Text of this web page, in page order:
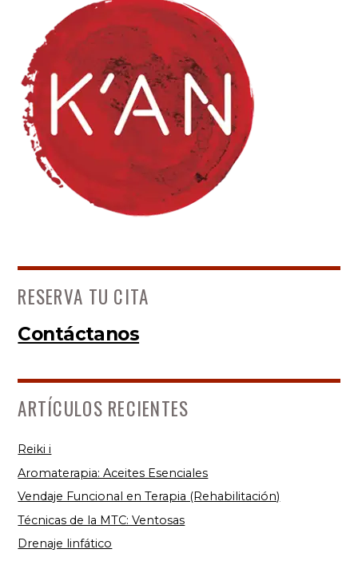
RESERVA TU CITA
Contáctanos
ARTÍCULOS RECIENTES
Reiki i
Aromaterapia: Aceites Esenciales
Vendaje Funcional en Terapia (Rehabilitación)
Técnicas de la MTC: Ventosas
Drenaje linfático